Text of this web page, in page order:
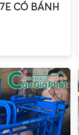
CÓ BÁNH